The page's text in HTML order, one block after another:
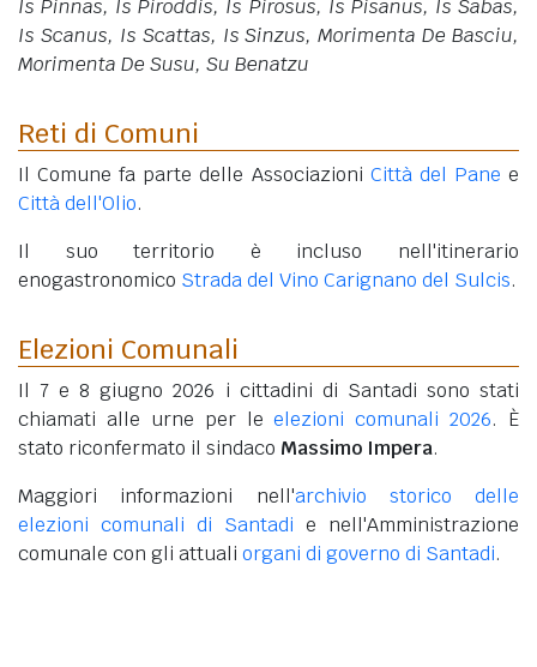
Is Pinnas, Is Piroddis, Is Pirosus, Is Pisanus, Is Sabas,
Is Scanus, Is Scattas, Is Sinzus, Morimenta De Basciu,
Morimenta De Susu, Su Benatzu
Reti di Comuni
Il Comune fa parte delle Associazioni Città del Pane e
Città dell'Olio.
Il suo territorio è incluso nell'itinerario
enogastronomico Strada del Vino Carignano del Sulcis.
Elezioni Comunali
Il 7 e 8 giugno 2026 i cittadini di Santadi sono stati
chiamati alle urne per leelezioni comunali 2026. È
stato riconfermato il sindaco Massimo Impera.
Maggiori informazioni nell'archivio storico delle
elezioni comunali di Santadi e nell'Amministrazione
comunale con gli attuali organi di governo di Santadi.